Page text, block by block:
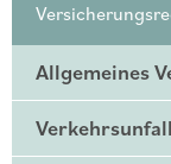
Allgemeines